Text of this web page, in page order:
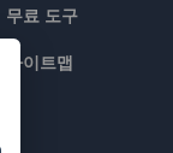
무료 도구
사이트맵